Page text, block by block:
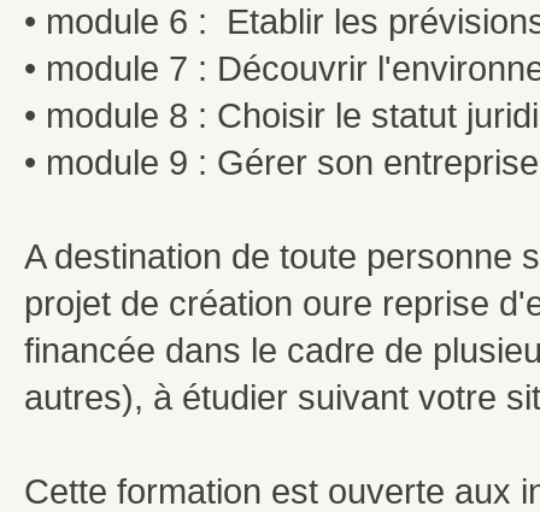
• module 6 : Etablir les
• module 7 : Découvrir
• module 8 : Choisir le statut
• module 9 : Gérer son
A destination de toute personne
projet de création oure reprise
financée dans le cadre de
autres), à étudier suivant votre
Cette formation est ouverte aux